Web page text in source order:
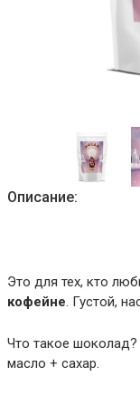
Описание:
Это для тех, кто
кофейне. Густой,
Что такое шоколад?
масло + сахар.